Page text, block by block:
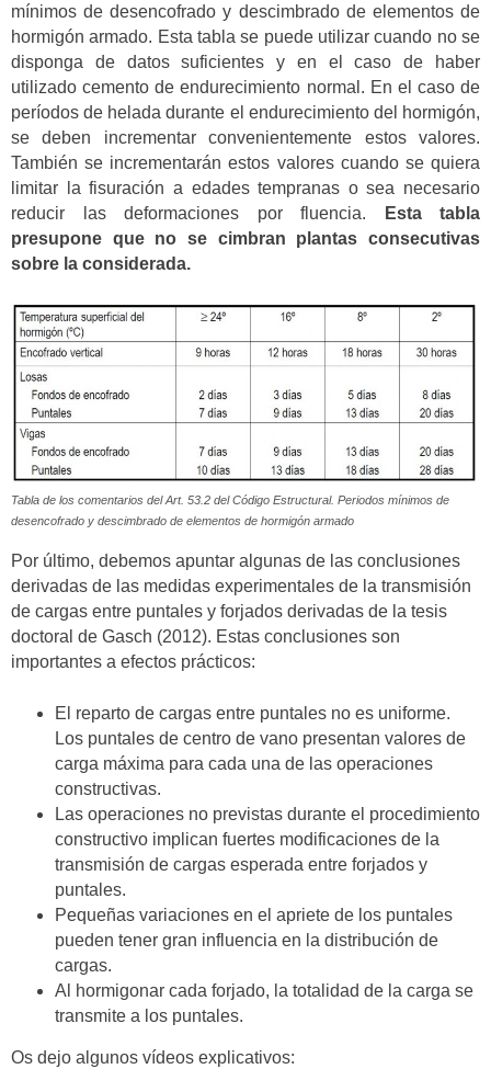
mínimos de desencofrado y descimbrado de elementos de
hormigón armado. Esta tabla se puede utilizar cuando no se
disponga de datos suficientes y en el caso de haber
utilizado cemento de endurecimiento normal. En el caso de
períodos de helada durante el endurecimiento del hormigón,
se deben incrementar convenientemente estos valores.
También se incrementarán estos valores cuando se quiera
limitar la fisuración a edades tempranas o sea necesario
reducir las deformaciones por fluencia.
Esta tabla
presupone que no se cimbran plantas consecutivas
sobre la considerada.
Tabla de los comentarios del Art. 53.2 del Código Estructural. Periodos mínimos de
desencofrado y descimbrado de elementos de hormigón armado
Por último, debemos apuntar algunas de las conclusiones
derivadas de las medidas experimentales de la transmisión
de cargas entre puntales y forjados derivadas de la tesis
doctoral de Gasch (2012). Estas conclusiones son
importantes a efectos prácticos:
El reparto de cargas entre puntales no es uniforme.
Los puntales de centro de vano presentan valores de
carga máxima para cada una de las operaciones
constructivas.
Las operaciones no previstas durante el procedimiento
constructivo implican fuertes modificaciones de la
transmisión de cargas esperada entre forjados y
puntales.
Pequeñas variaciones en el apriete de los puntales
pueden tener gran influencia en la distribución de
cargas.
Al hormigonar cada forjado, la totalidad de la carga se
transmite a los puntales.
Os dejo algunos vídeos explicativos: